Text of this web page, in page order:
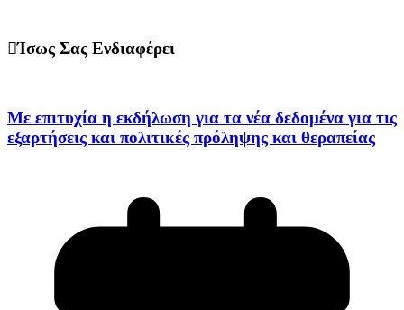
Ίσως Σας Ενδιαφέρει
Με επιτυχία η εκδήλωση για τα νέα δεδομένα για τις
εξαρτήσεις και πολιτικές πρόληψης και θεραπείας